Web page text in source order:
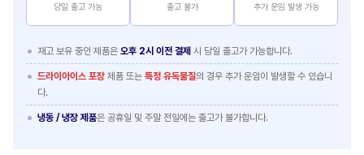
당일 출고 가능
출고 불가
추가 운임 발생 가능
재고 보유 중인 제품은 오후 2시 이전 결제 시 당일 출고가 가능합니다.
드라이아이스 포장 제품 또는 특정 유독물질의 경우 추가 운임이 발생할 수 있습니
다.
냉동 / 냉장 제품은 공휴일 및 주말 전일에는 출고가 불가합니다.